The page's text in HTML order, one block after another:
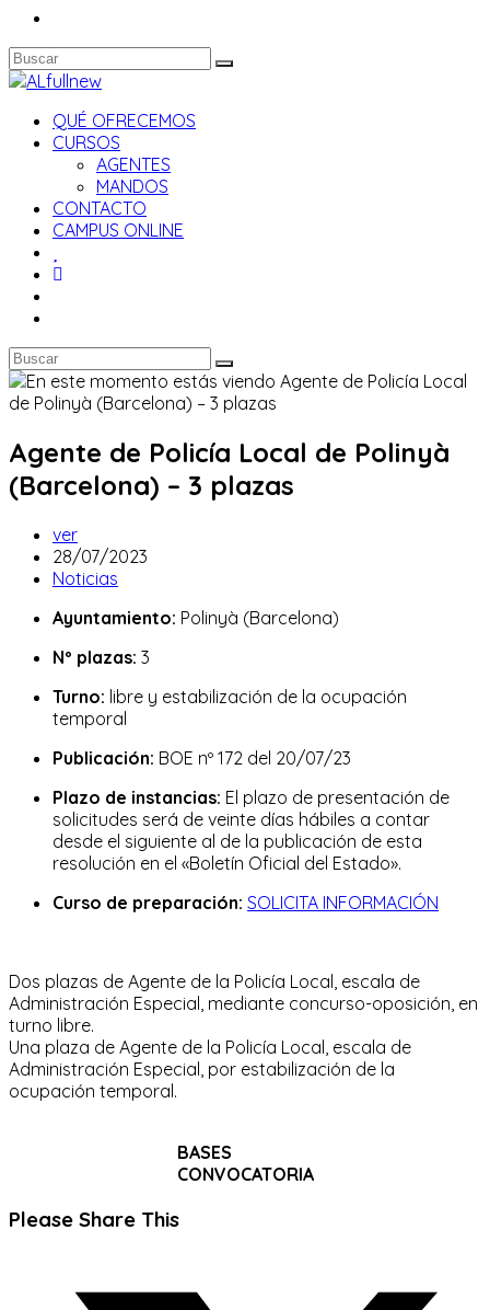
QUÉ OFRECEMOS
CURSOS
AGENTES
MANDOS
CONTACTO
CAMPUS ONLINE
Agente de Policía Local de Polinyà
(Barcelona) – 3 plazas
Autor
de
la
ver
Publicación
de
entrada:
28/07/2023
Categoría
la
Noticias
Ayuntamiento: Polinyà (Barcelona)
Nº plazas: 3
Turno: libre y estabilización de la ocupación
temporal
Publicación: BOE nº 172 del 20/07/23
Plazo de instancias: El plazo de presentación de
solicitudes será de veinte días hábiles a contar
desde el siguiente al de la publicación de esta
resolución en el «Boletín Oficial del Estado».
Curso de preparación: SOLICITA INFORMACIÓN
Dos plazas de Agente de la Policía Local, escala de
Administración Especial, mediante concurso-oposición, en
turno libre.
Una plaza de Agente de la Policía Local, escala de
Administración Especial, por estabilización de la
ocupación temporal.
BASES
CONVOCATORIA
Please Share ThisCompartir